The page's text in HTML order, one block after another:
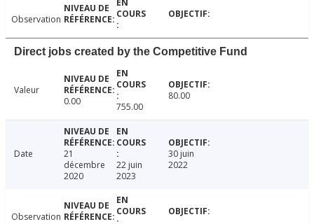
Observation
Direct jobs created by the Competitive Fund
Valeur
0.00
755.00
80.00
Date
21
décembre
2020
22 juin
2023
30 juin
2022
Observation